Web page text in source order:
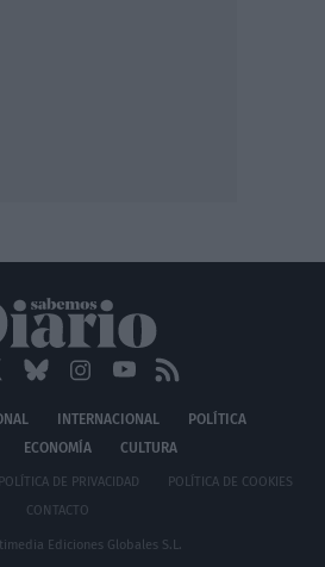
INTERNACIONAL
POLÍTICA
ECONOMÍA CULTURA
POLÍTICA DE PRIVACIDAD
POLÍTICA DE COOKIES
CONTACTO
Ediciones Globales S.L.